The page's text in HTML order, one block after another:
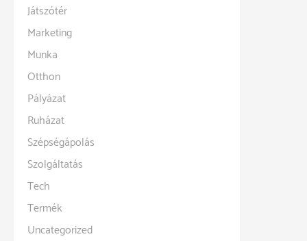
Játszótér
Marketing
Munka
Otthon
Pályázat
Ruházat
Szépségápolás
Szolgáltatás
Tech
Termék
Uncategorized